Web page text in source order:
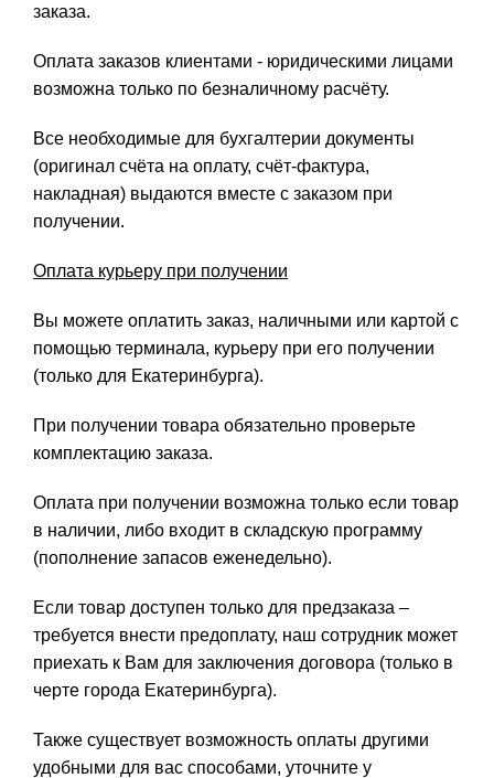
заказа.
Оплата заказов клиентами - юридическими лицами
возможна только по безналичному расчёту.
Все необходимые для бухгалтерии документы
(оригинал счёта на оплату, счёт-фактура,
накладная) выдаются вместе с заказом при
получении.
Оплата курьеру при получении
Вы можете оплатить заказ, наличными или картой с
помощью терминала, курьеру при его получении
(только для Екатеринбурга).
При получении товара обязательно проверьте
комплектацию заказа.
Оплата при получении возможна только если товар
в наличии, либо входит в складскую программу
(пополнение запасов еженедельно).
Если товар доступен только для предзаказа –
требуется внести предоплату, наш сотрудник может
приехать к Вам для заключения договора (только в
черте города Екатеринбурга).
Также существует возможность оплаты другими
удобными для вас способами, уточните у